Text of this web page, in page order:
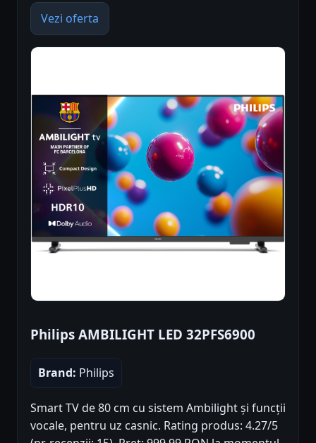
Vezi oferta
Philips AMBILIGHT LED 32PFS6900
Brand: Philips
Smart TV de 80 cm cu sistem Ambilight și funcții
vocale, pentru uz casnic. Rating produs: 4.27/5